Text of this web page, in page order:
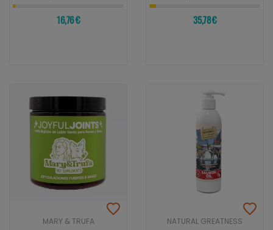
16,76 € 35,78 €
MARY & TRUFA NATURAL GREATNESS